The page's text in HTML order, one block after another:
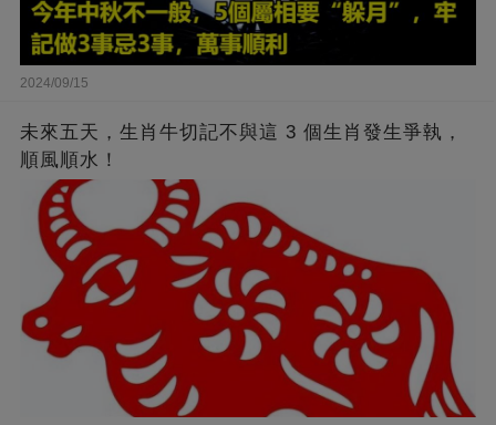
2024/09/15
未來五天，生肖牛切記不與這 3 個生肖發生爭執，
順風順水！